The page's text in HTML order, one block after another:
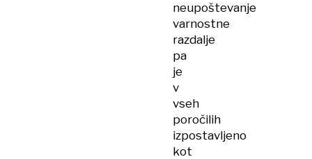
neupoštevanje
varnostne
razdalje
pa
je
v
vseh
poročilih
izpostavljeno
kot